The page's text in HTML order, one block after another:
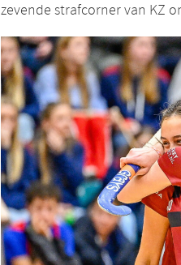
zevende strafcorner van KZ